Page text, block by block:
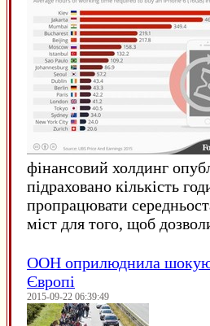
фінансовий холдинг
підраховано кількість
пропрацювати
міст для того, щоб
ООН оприлюднила
Європі
2015-09-22 06:39:49